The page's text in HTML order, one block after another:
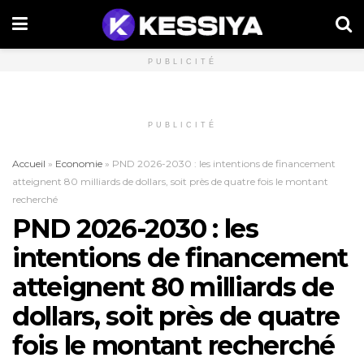
PUBLICITÉ
PUBLICITÉ
Accueil » Economie » PND 2026-2030 : les intentions de financement
atteignent 80 milliards de dollars, soit près de quatre fois le montant
recherché
PND 2026-2030 : les
intentions de financement
atteignent 80 milliards de
dollars, soit près de quatre
fois le montant recherché